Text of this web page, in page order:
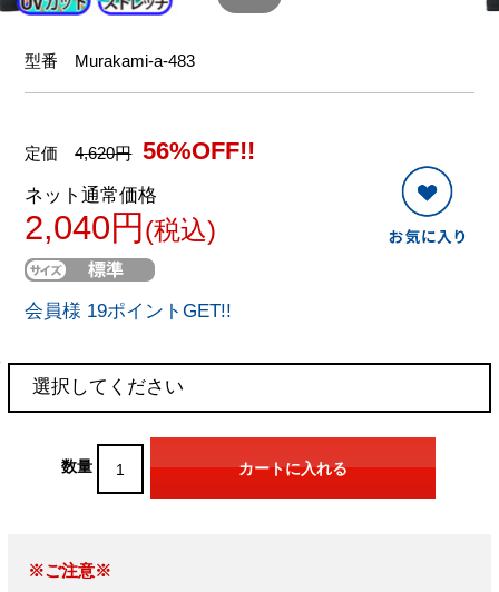
型番 Murakami-a-483
定価4,620円 56%OFF!!
ネット通常価格
2,040円 (税込)
会員様 19ポイントGET!!
数量
※ご注意※